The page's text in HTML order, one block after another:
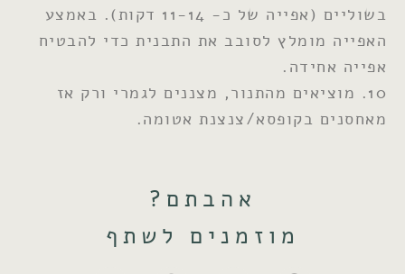
בשוליים (אפייה של כ- 11-14 דקות). באמצע
האפייה מומלץ לסובב את התבנית כדי להבטיח
אפייה אחידה.
10. מוציאים מהתנור, מצננים לגמרי ורק אז
מאחסנים בקופסא/צנצנת אטומה.
אהבתם?
מוזמנים לשתף